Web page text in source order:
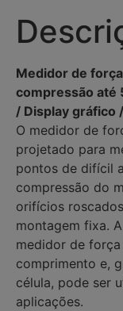
Medidor de
compressão até
/ Display gráfico
O medidor de
projetado para
pontos de difícil
compressão do
orifícios
montagem fixa.
medidor de
comprimento e,
célula, pode ser
aplicações.